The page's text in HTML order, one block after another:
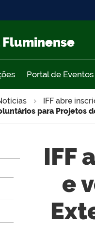
Portal de Eventos
IFF abre
para Projetos
IFF
e